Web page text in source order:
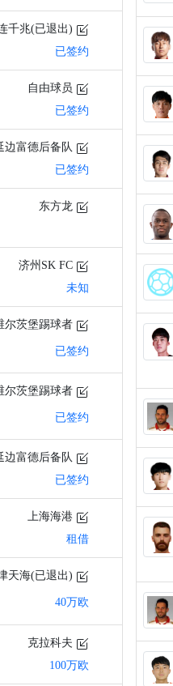
千兆(已退出)
已签约
自由球员
已签约
边富德后备队
已签约
东方龙
济州SK FC
未知
尔茨堡踢球者
已签约
尔茨堡踢球者
已签约
边富德后备队
已签约
上海海港
租借
天海(已退出)
40万欧
克拉科夫
100万欧